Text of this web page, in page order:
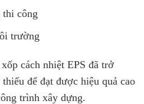
thi công
trường
cách nhiệt EPS đã trở
để đạt được hiệu quả cao
trình xây dựng.